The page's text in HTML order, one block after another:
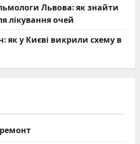
Львова: як знайти
лікування очей
як у Києві викрили схему в